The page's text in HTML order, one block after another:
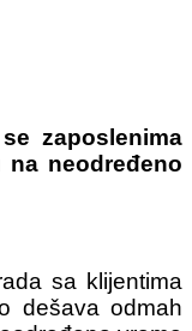
zaposlenima
neodređeno
sa klijentima
dešava odmah